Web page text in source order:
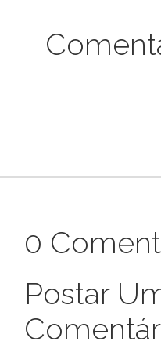
0
Postar